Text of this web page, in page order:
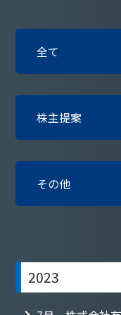
全て
株主提案
その他
2023